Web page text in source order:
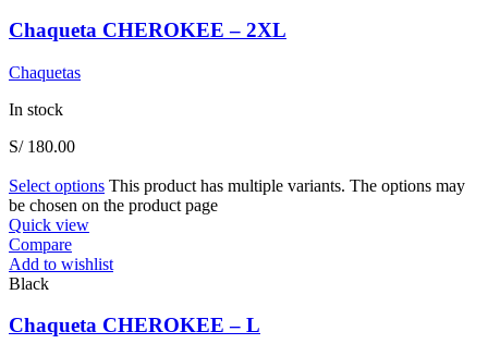
Chaqueta CHEROKEE – 2XL
Chaquetas
In stock
S/180.00
Select options This product has multiple variants. The options may
be chosen on the product page
Quick view
Compare
Add to wishlist
Black
Chaqueta CHEROKEE – L